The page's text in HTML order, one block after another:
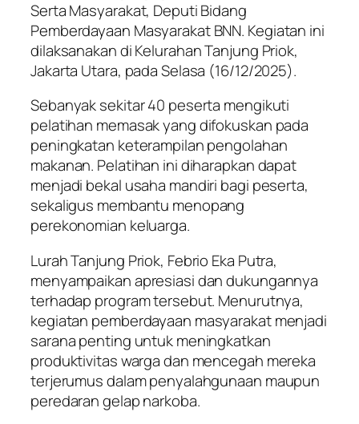
Serta Masyarakat, Deputi Bidang
Pemberdayaan Masyarakat BNN. Kegiatan ini
dilaksanakan di Kelurahan Tanjung Priok,
Jakarta Utara, pada Selasa (16/12/2025).
Sebanyak sekitar 40 peserta mengikuti
pelatihan memasak yang difokuskan pada
peningkatan keterampilan pengolahan
makanan. Pelatihan ini diharapkan dapat
menjadi bekal usaha mandiri bagi peserta,
sekaligus membantu menopang
perekonomian keluarga.
Lurah Tanjung Priok, Febrio Eka Putra,
menyampaikan apresiasi dan dukungannya
terhadap program tersebut. Menurutnya,
kegiatan pemberdayaan masyarakat menjadi
sarana penting untuk meningkatkan
produktivitas warga dan mencegah mereka
terjerumus dalam penyalahgunaan maupun
peredaran gelap narkoba.